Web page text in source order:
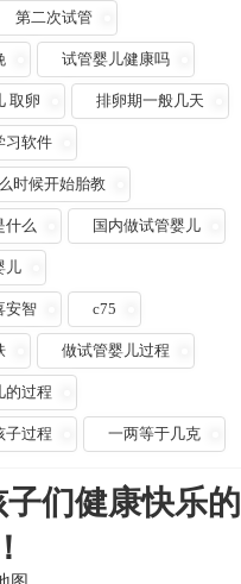
第二次试管
试管婴儿健康吗
取卵 排卵期一般几天
习软件
时候开始胎教
什么 国内做试管婴儿
儿
安智 c75
做试管婴儿过程
的过程
子过程 一两等于几克
们健康快乐的